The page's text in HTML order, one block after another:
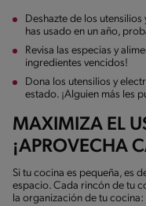
Deshazte de los
has usado en un año,
Revisa las especias y
ingredientes vencidos!
Dona los utensilios y
estado. ¡Alguien más les
MAXIMIZA EL
¡APROVECHA
Si tu cocina es pequeña, es
espacio. Cada rincón de tu
la organización de tu cocina: